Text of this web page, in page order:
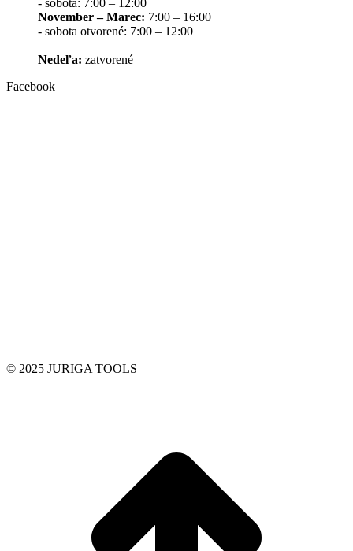
- sobota: 7:00 – 12:00
November – Marec: 7:00 – 16:00
- sobota otvorené: 7:00 – 12:00
Nedeľa: zatvorené
Facebook
© 2025 JURIGA TOOLS